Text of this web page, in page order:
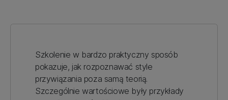
Szkolenie w bardzo praktyczny sposób
pokazuje, jak rozpoznawać style
przywiązania poza samą teorią.
Szczególnie wartościowe były przykłady